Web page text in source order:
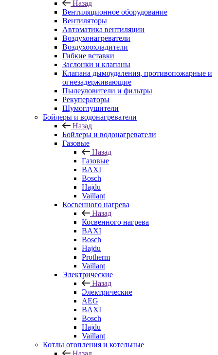
Назад
Вентиляционное оборудование
Вентиляторы
Автоматика вентиляции
Воздухонагреватели
Воздухоохладители
Гибкие вставки
Заслонки и клапаны
Клапана дымоудаления, противопожарные и
огнезадерживающие
Пылеуловители и фильтры
Рекуператоры
Шумоглушители
Бойлеры и водонагреватели
Назад
Бойлеры и водонагреватели
Газовые
Назад
Газовые
BAXI
Bosch
Hajdu
Vaillant
Косвенного нагрева
Назад
Косвенного нагрева
BAXI
Bosch
Hajdu
Protherm
Vaillant
Электрические
Назад
Электрические
AEG
BAXI
Bosch
Hajdu
Vaillant
Котлы отопления и котельные
Назад